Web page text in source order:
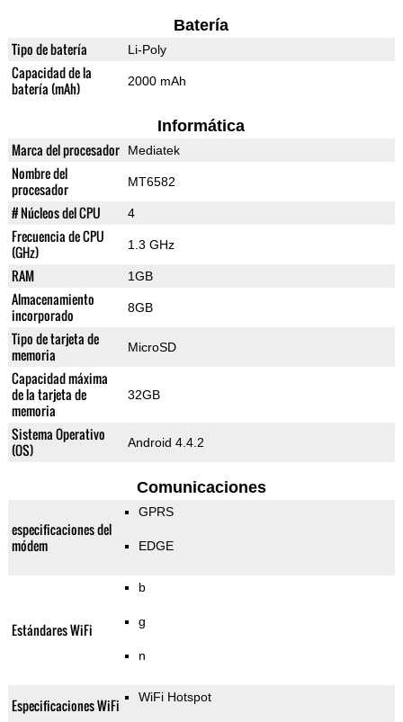
Batería
Tipo de batería Li-Poly
Capacidad de la
batería (mAh)
2000 mAh
Informática
Marca del procesador Mediatek
Nombre del
procesador
MT6582
# Núcleos del CPU 4
Frecuencia de CPU
(GHz)
1.3 GHz
RAM 1GB
Almacenamiento
incorporado
8GB
Tipo de tarjeta de
memoria
MicroSD
Capacidad máxima
de la tarjeta de
memoria
32GB
Sistema Operativo
(OS)
Android 4.4.2
Comunicaciones
especificaciones del
módem
GPRS
EDGE
Estándares WiFi
b
g
n
Especificaciones WiFi WiFi Hotspot